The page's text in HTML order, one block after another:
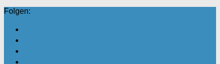
Folgen: